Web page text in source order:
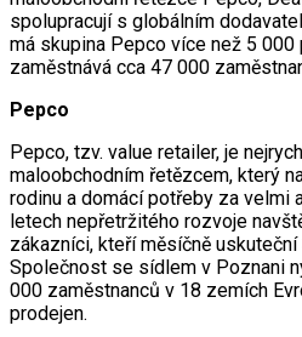
spolupracují s globálním
má skupina Pepco více než 5
zaměstnává cca 47 000
Pepco
Pepco, tzv. value retailer, je
maloobchodním řetězcem, který
rodinu a domácí potřeby za velmi
letech nepřetržitého rozvoje
zákazníci, kteří měsíčně
Společnost se sídlem v Poznani
000 zaměstnanců v 18 zemích
prodejen.